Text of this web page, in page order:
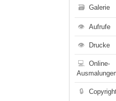
🗃 Galerie
👁 Aufrufe
👁 Drucke
💻
Online-
🔒